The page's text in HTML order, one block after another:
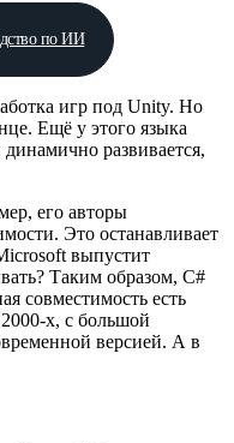
по ИИ
игр под Unity. Но
Ещё у этого языка
развивается,
его авторы
Это останавливает
выпустит
Таким образом, C#
совместимость есть
х, с большой
версией. А в